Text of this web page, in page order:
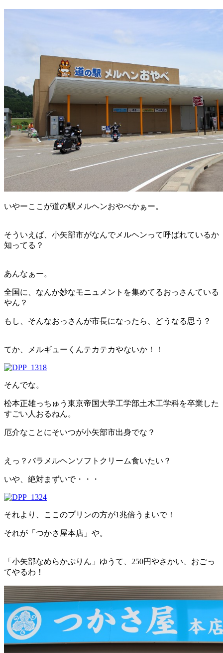
いやーここが道の駅メルヘンおやべかぁー。
そういえば、小矢部市がなんでメルヘンって呼ばれているか
知ってる？
あんなぁー。
全国に、なんか妙なモニュメントを集めてるおっさんている
やん？
もし、そんなおっさんが市長になったら、どうなる思う？
てか、メルギューくんテカテカやないか！！
そんでな。
松本正雄っちゅう東京帝国大学工学部土木工学科を卒業した
すごい人おるねん。
厄介なことにそいつが小矢部市出身でな？
えっ？バラメルヘンソフトクリーム食いたい？
いや、絶対まずいで・・・
それより、ここのプリンの方が1兆倍うまいで！
それが「つかさ屋本店」や。
「小矢部なめらかぷりん」ゆうて、250円やさかい、おごっ
てやるわ！